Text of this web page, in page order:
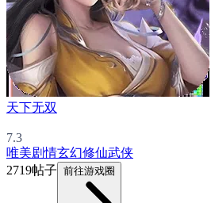
天下无双
7.3
唯美剧情玄幻修仙武侠
2719帖子 前往游戏圈